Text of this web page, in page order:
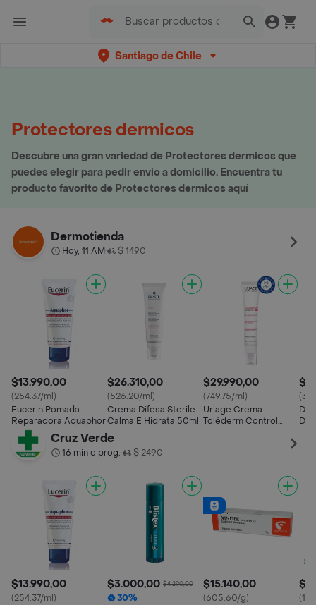
Santiago de Chile
Protectores dermicos
Descubre una gran variedad de Protectores dermicos que
puedes elegir para pedir envio a domicilio. Encuentra tu
producto favorito de Protectores dermicos aquí
Dermotienda
Hoy, 11 AM• $ 1490
$13.990,00
(254.37/ml)
Eucerin Pomada
Reparadora Aquaphor
$26.310,00
(526.20/ml)
Crema Difesa Sterile
Calma E Hidrata 50ml
$29.990,00
(749.75/ml)
Uriage Crema
Toléderm Control
Cruz Verde
16 min o prog.• $ 2490
$13.990,00
(254.37/ml)
$3.000,00 $4.290,00
30%
$15.140,00
(605.60/g)